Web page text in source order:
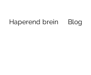
Haperend brein Blog